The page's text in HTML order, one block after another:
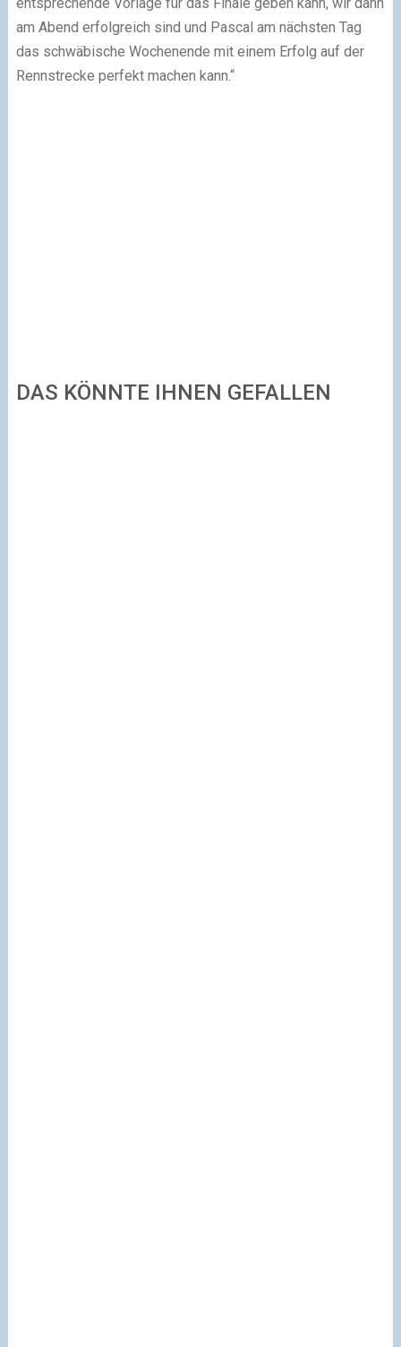
am Abend erfolgreich sind und Pascal am nächsten Tag
das schwäbische Wochenende mit einem Erfolg auf der
Rennstrecke perfekt machen kann.“
DAS KÖNNTE IHNEN GEFALLEN